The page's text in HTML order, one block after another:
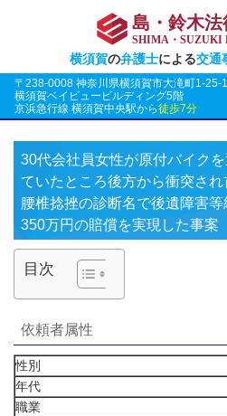
島・鈴木
SHIMA・SUZUKI
横須賀の弁護士による交通
〒238-0008 神奈川県横須賀市大滝町1-25-1
横須賀ベイビュービルディング5階
京浜急行線 横須賀中央駅から徒歩7分
30代会社員女性が原付バイク
ていたところ後方から衝突され
腰椎捻挫の診断名で後遺障害
350万円の賠償を実現した事案
目次
依頼者属性
性別
年代
職業